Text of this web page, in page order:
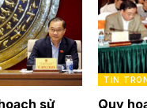
sử
TIN
Quy